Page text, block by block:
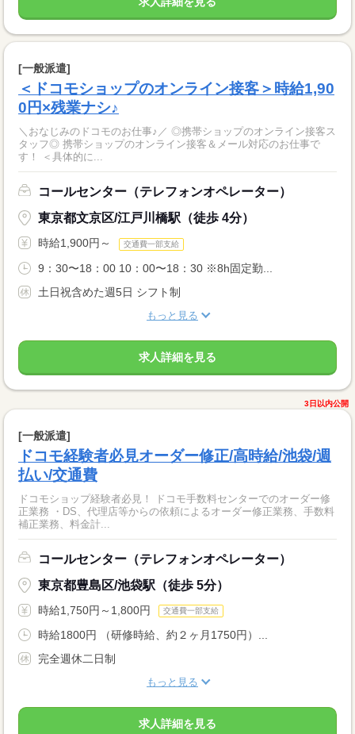
[一般派遣]
＜ドコモショップのオンライン接客＞時給1,90
0円×残業ナシ♪
＼おなじみのドコモのお仕事♪／ ◎携帯ショップのオンライン接客ス
タッフ◎ 携帯ショップのオンライン接客＆メール対応のお仕事で
す！ ＜具体的に...
コールセンター（テレフォンオペレーター）
東京都文京区/江戸川橋駅（徒歩 4分）
時給1,900円～ 交通費一部支給
9：30〜18：00 10：00〜18：30 ※8h固定勤...
土日祝含めた週5日 シフト制
もっと見る
求人詳細を見る
3日以内公開
[一般派遣]
ドコモ経験者必見オーダー修正/高時給/池袋/週
払い/交通費
ドコモショップ経験者必見！ ドコモ手数料センターでのオーダー修
正業務 ・DS、代理店等からの依頼によるオーダー修正業務、手数料
補正業務、料金計...
コールセンター（テレフォンオペレーター）
東京都豊島区/池袋駅（徒歩 5分）
時給1,750円～1,800円 交通費一部支給
時給1800円 （研修時給、約２ヶ月1750円）...
完全週休二日制
もっと見る
求人詳細を見る